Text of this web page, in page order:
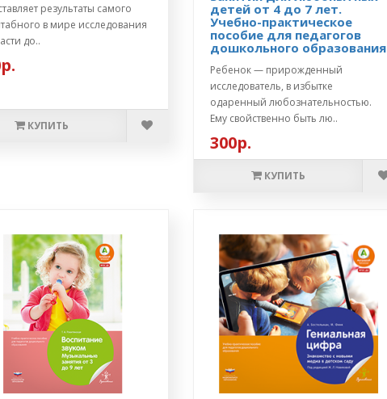
результаты самого
в мире исследования
до..
КУПИТЬ
детей от 4 до 7 лет.
Учебно-практическое
пособие для педагогов
дошкольного образования
Ребенок — прирожденный
исследователь, в избытке
одаренный любознательностью.
Ему свойственно быть лю..
300р.
КУПИТЬ